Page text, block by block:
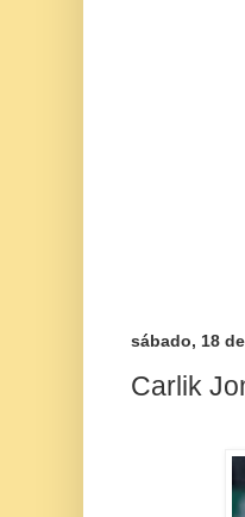
sábado, 18
Carlik